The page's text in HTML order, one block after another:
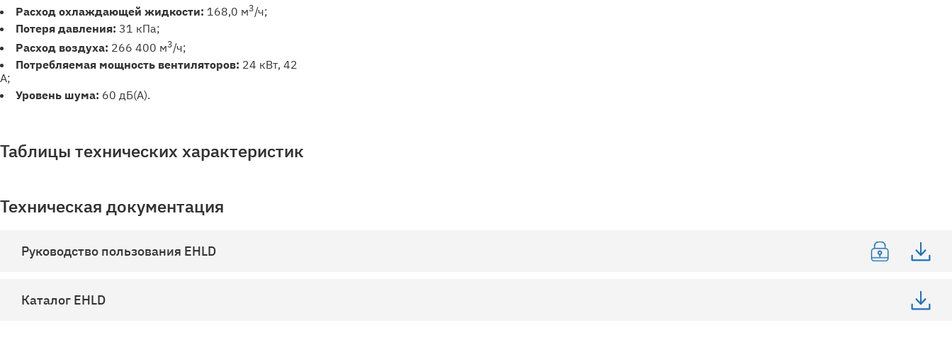
Расход охлаждающей жидкости: 168,0 м3/ч;
Потеря давления: 31 кПа;
Расход воздуха: 266 400 м3/ч;
Потребляемая мощность вентиляторов: 24 кВт, 42
А;
Уровень шума: 60 дБ(А).
Таблицы технических характеристик
Техническая документация
Руководство пользования EHLD
Каталог EHLD